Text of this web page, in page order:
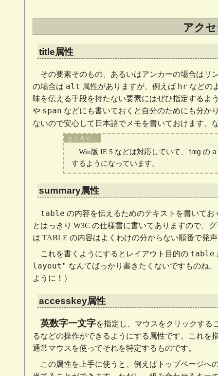
アク
title属性
その要素そのもの、あるいはアンカーの場合はリ
の場合は alt 属性がありますが、例えば hr などの
味を伝える手段を持たない要素にはぜひ指定するよ
や span などにも書いておくと自分のためにも分か
ないので安心して日本語でメモを書いておけます。
Win版 IE 5 などは対応していて、 img の
するようになっています。
summary属性
table の内容を伝えるためのテキストを書いてお
とはっきり W3C の仕様書に書いてありますので、
は TABLE の内容はよくわけの分からない順番で発
これを書くようにするとレイアウト目的の table
layout" なんてばっかり書きたくないですものね
ように！）
accesskey属性
英数字一文字を指定し、マウスをクリックする
るなどの操作ができるようにする属性です。これを
通常マウスを使ってそれを特定するものです。
この属性を上手に使うと、例えばトップページへ